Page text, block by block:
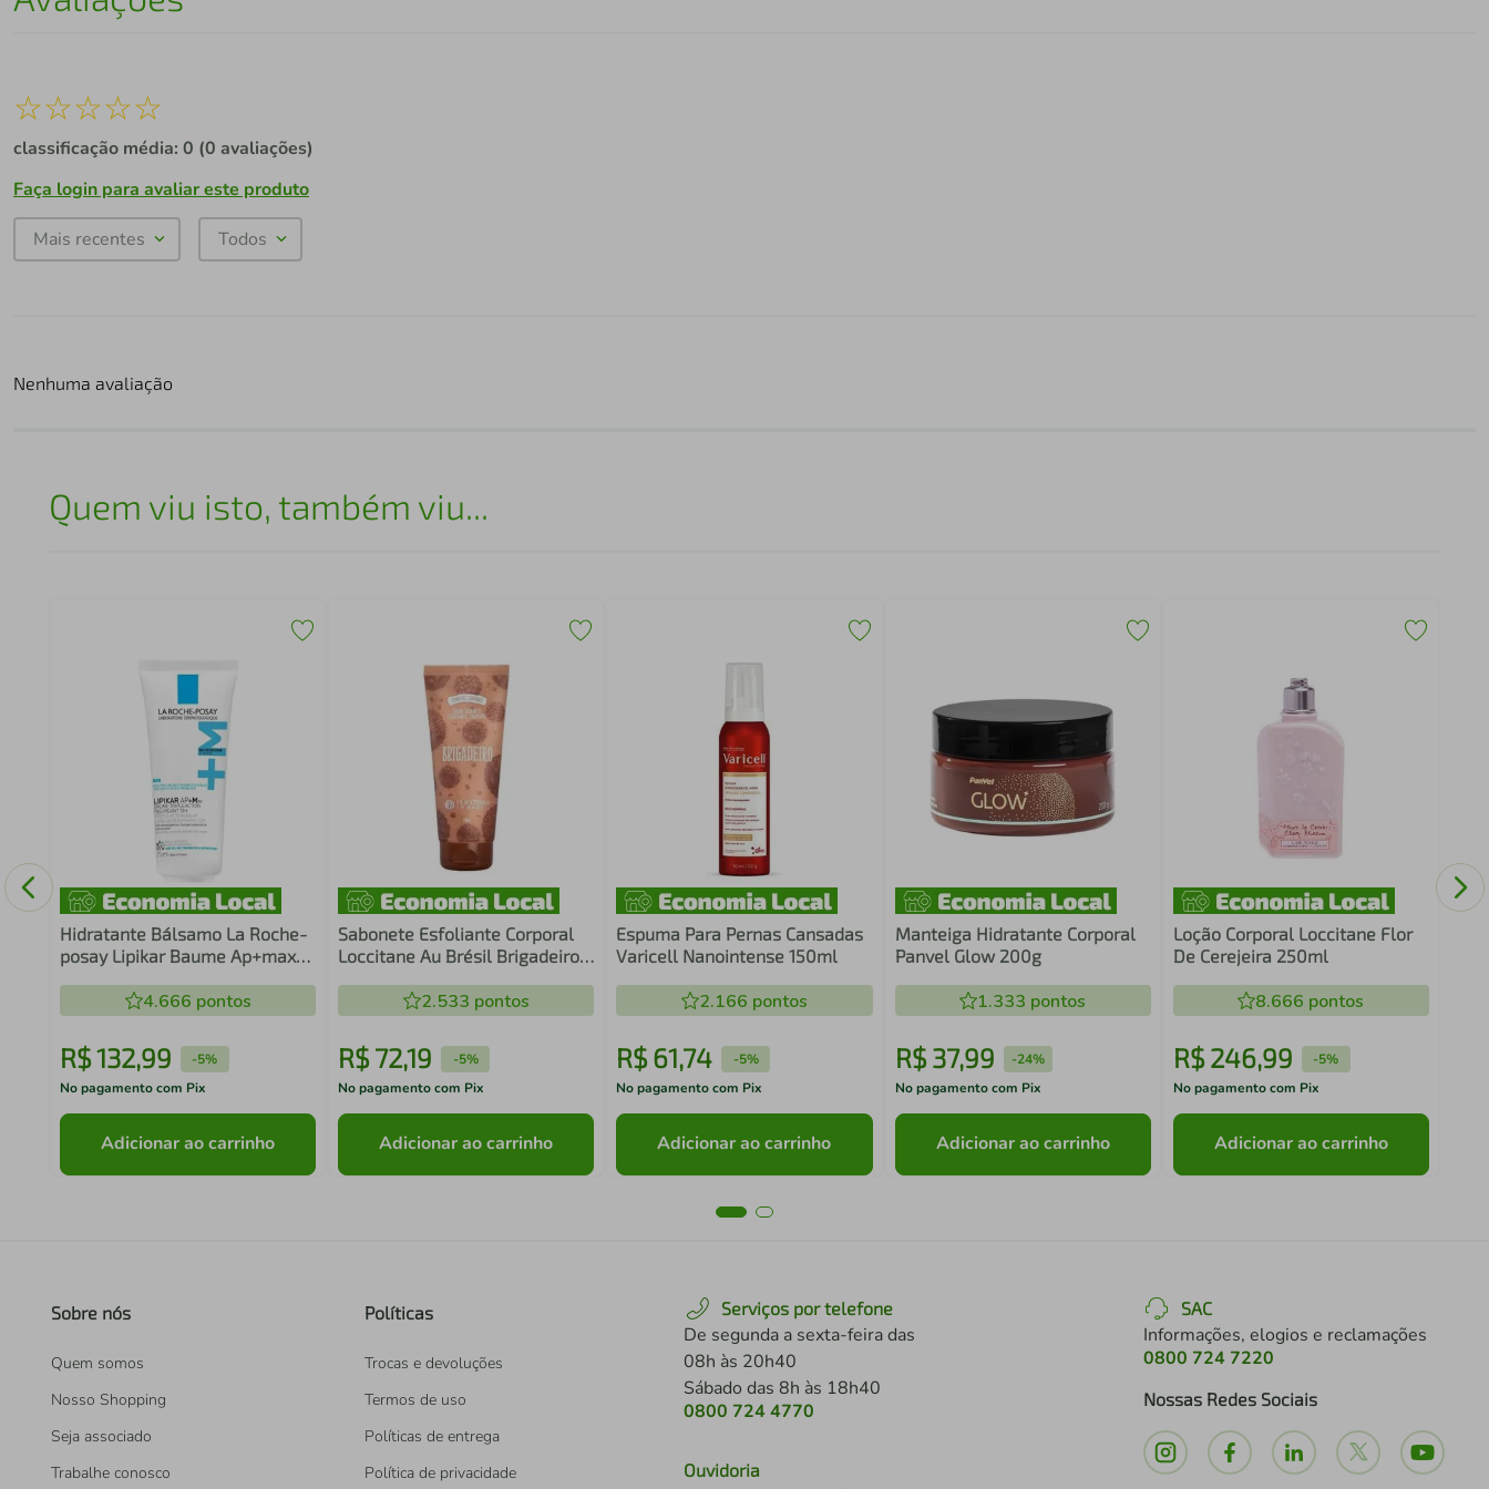
☆☆☆☆☆
classificação média: 0 (0 avaliações)
Faça login para avaliar este produto
Mais recentes Todos
Nenhuma avaliação
Quem viu isto, também viu...
Hidratante Bálsamo La Roche-
posay Lipikar Baume Ap+max
4.666 pontos
R$132,99 -5%
No pagamento com Pix
Adicionar ao carrinho
Sabonete Esfoliante Corporal
Loccitane Au Brésil Brigadeiro
2.533 pontos
R$ 72,19 -5%
No pagamento com Pix
Adicionar ao carrinho
Espuma Para Pernas Cansadas
Varicell Nanointense 150ml
2.166 pontos
R$61,74 -5%
No pagamento com Pix
Adicionar ao carrinho
Manteiga Hidratante Corporal
Panvel Glow 200g
1.333 pontos
R$ 37,99 -24%
No pagamento com Pix
Adicionar ao carrinho
Loção Corporal Loccitane Flor
De Cerejeira 250ml
8.666 pontos
R$ 246,99 -5%
No pagamento com Pix
Adicionar ao carrinho
Sobre nós
Quem somos
Nosso Shopping
Seja associado
Trabalhe conosco
Políticas
Trocas e devoluções
Termos de uso
Políticas de entrega
Política de privacidade
Serviços por telefone
De segunda a sexta-feira das
08h às 20h40
Sábado das 8h às 18h40
0800 724 4770
Ouvidoria
SAC
Informações, elogios e reclamações
0800 724 7220
Nossas Redes Sociais